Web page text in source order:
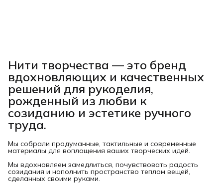
Нити творчества — это бренд
вдохновляющих и качественных
решений для рукоделия,
рожденный из любви к
созиданию и эстетике ручного
труда.
Мы собрали продуманные, тактильные и современные
материалы для воплощения ваших творческих идей.
Мы вдохновляем замедлиться, почувствовать радость
созидания и наполнить пространство теплом вещей,
сделанных своими руками.